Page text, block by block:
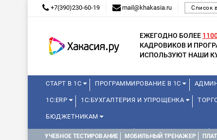
+7(390)230-60-19 mail@khakasia.ru Список
ЕЖЕГОДНО БОЛЕЕ
КАДРОВИКОВ И
ИСПОЛЬЗУЮТ НАШИ
СТАРТ В 1С ПРОГРАММИРОВАНИЕ В 1С
1С:ERP 1С:БУХГАЛТЕРИЯ И УПРОЩЕНКА
БЮДЖЕТНИКАМ
КУРСЫ ДЛЯ ШКОЛЬНИКОВ ДЛЯ ШКОЛЬНИКОВ
УЧЕБНОЕ ТЕСТИРОВАНИЕ МОБИЛЬНЫЙ ТРЕНАЖЕР